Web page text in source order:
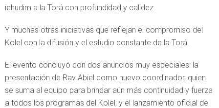
iehudim a la Torá con profundidad y calidez.
Y muchas otras iniciativas que reflejan el compromiso del
Kolel con la difusión y el estudio constante de la Torá.
El evento concluyó con dos anuncios muy especiales: la
presentación de Rav Abiel como nuevo coordinador, quien
se suma al equipo para brindar aún más continuidad y fuerza
a todos los programas del Kolel; y el lanzamiento oficial de